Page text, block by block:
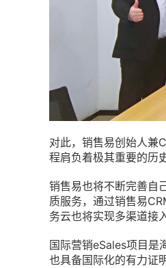
对此，销售易创始人兼
程肩负着极其重要的历
销售易也将不断完善自
质服务，通过销售易
务云也将实现多渠道接
国际营销eSales项目是
也具备国际化的有力证明